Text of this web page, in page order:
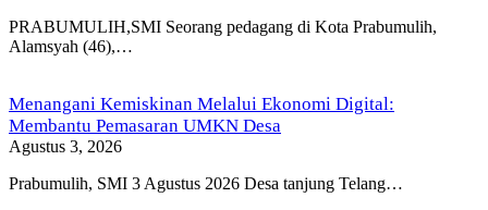
PRABUMULIH,SMI Seorang pedagang di Kota Prabumulih,
Alamsyah (46),…
Menangani Kemiskinan Melalui Ekonomi Digital:
Membantu Pemasaran UMKN Desa
Agustus 3, 2026
Prabumulih, SMI 3 Agustus 2026 Desa tanjung Telang…